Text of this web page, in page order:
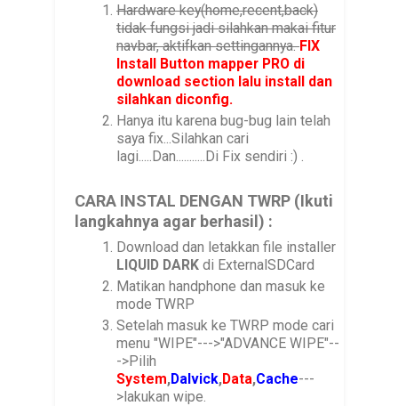
Hardware key(home,recent,back)
tidak fungsi jadi silahkan makai fitur
navbar, aktifkansettingannya.FIX
Install Button mapper PRO di
download section lalu install dan
silahkan diconfig.
Hanya itu karena bug-bug lain telah
saya fix...Silahkan cari
lagi.....Dan...........Di Fix sendiri :) .
CARA INSTAL DENGAN TWRP (Ikuti
langkahnya agar berhasil) :
Download dan letakkan file installer
LIQUID DARK di ExternalSDCard
Matikan handphone dan masuk ke
mode TWRP
Setelah masuk ke TWRP mode cari
menu "WIPE"--->"ADVANCE WIPE"--
->Pilih
System,Dalvick,Data,Cache---
>lakukan wipe.